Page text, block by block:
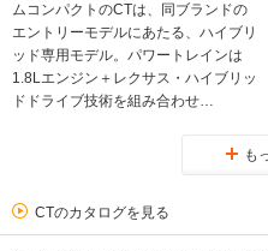
ムコンパクトのCTは、同ブランドの
エントリーモデルにあたる、ハイブリ
ッド専用モデル。パワートレインは
1.8Lエンジン＋レクサス・ハイブリッ
ドドライブ技術を組み合わせ…
も
CTのカタログを見る